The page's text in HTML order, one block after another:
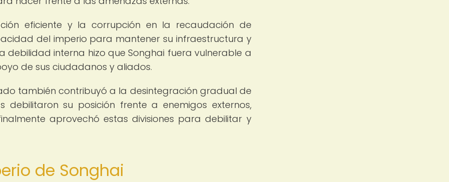
eficiente y la corrupción en la recaudación de
del imperio para mantener su infraestructura y
debilidad interna hizo que Songhai fuera vulnerable a
de sus ciudadanos y aliados.
también contribuyó a la desintegración gradual de
debilitaron su posición frente a enemigos externos,
aprovechó estas divisiones para debilitar y
de Songhai